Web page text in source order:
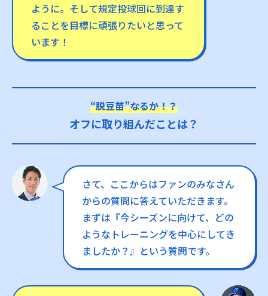
ように。そして規定投球回に到達す
ることを目標に頑張りたいと思って
います！
“脱豆苗”なるか！？
オフに取り組んだことは？
さて、ここからはファンのみなさん
からの質問に答えていただきます。
まずは『今シーズンに向けて、どの
ようなトレーニングを中心にしてき
ましたか？』という質問です。